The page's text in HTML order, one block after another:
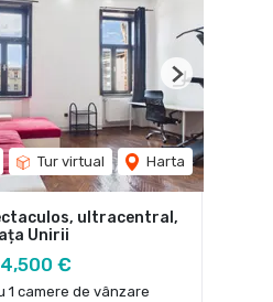
Tur virtual Harta
Next
ultracentral,
Unirii
€
1 camere de vânzare